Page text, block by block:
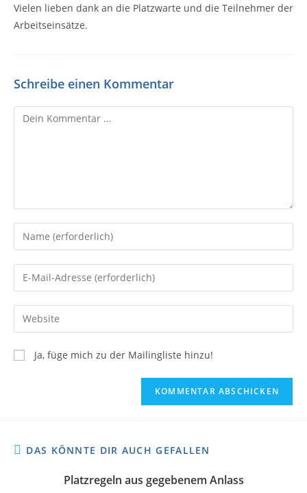
Vielen lieben dank an die Platzwarte und die Teilnehmer der
Arbeitseinsätze.
Schreibe einen Kommentar
Ja, füge mich zu der Mailingliste hinzu!
DAS KÖNNTE DIR AUCH GEFALLEN
Platzregeln aus gegebenem Anlass